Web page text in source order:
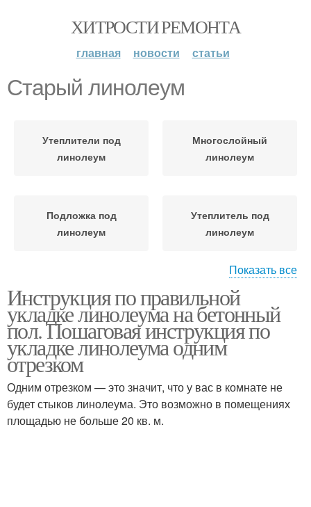
ХИТРОСТИ РЕМОНТА
главная новости статьи
Старый линолеум
Утеплители под
линолеум
Многослойный
линолеум
Подложка под
линолеум
Утеплитель под
линолеум
линолеума
Основания под
линолеум
Линолеум с основой
линолеум
Показать все
Инструкция по правильной
укладке линолеума на бетонный
пол. Пошаговая инструкция по
укладке линолеума одним
отрезком
Одним отрезком — это значит, что у вас в комнате не
будет стыков линолеума. Это возможно в помещениях
площадью не больше 20 кв. м.